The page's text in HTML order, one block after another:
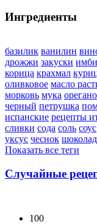
Ингредиенты
базилик ванилин
дрожжи закуски
корица крахмал
оливковое масло
морковь мука орегано
черный петрушка
испанские рецепты
сливки сода соль соус
уксус чеснок шоколад
Показать все теги
Случайные
100